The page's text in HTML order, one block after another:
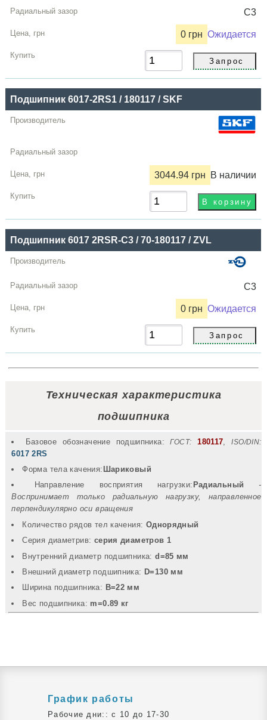
C3
0 грн Ожидается
Подшипник 6017-2RS1 / 180117 / SKF
3044.94 грн В наличии
Подшипник 6017 2RSR-C3 / 70-180117 / ZVL
C3
0 грн Ожидается
Техническая характеристика
подшипника
Базовое обозначение подшипника: ГОСТ: 180117 ,ISO/DIN:
6017 2RS
Форма тела качения: Шариковый
Направление восприятия нагрузки: Радиальный
-
Воспринимает только радиальную нагрузку, направленное
перпендикулярно оси вращения
Количество рядов тел качения: Однорядный
Серия диаметрив: серия диаметров 1
Внутренний диаметр подшипника:d=85 мм
Внешний диаметр подшипника: D=130 мм
Ширина подшипника: B=22 мм
Вec подшипника: m=0.89 кг
График работы
Рабочие дни:: c 10 до 17-30